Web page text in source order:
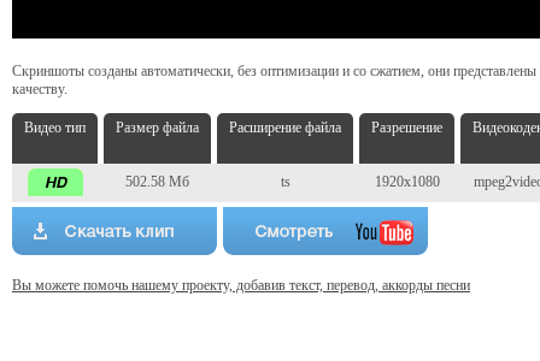
Скриншоты созданы автоматически, без оптимизации и со сжатием, они
качеству.
Видео тип Размер файла Расширение файла Разрешение
502.58 Мб ts 1920x1080
Вы можете помочь нашему проекту, добавив текст, перевод, аккорды песни